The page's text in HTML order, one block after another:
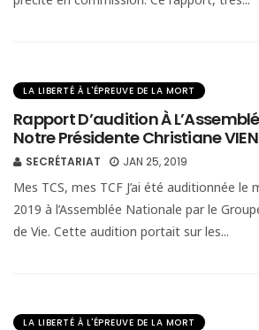
LA LIBERTÉ À L'ÉPREUVE DE LA MORT
Rapport D’audition À
Notre Présidente Christiane
SECRÉTARIAT JAN 25, 2019
Mes TCS, mes TCF J’ai été auditionnée le
2019 à l’Assemblée Nationale par le
de Vie. Cette audition portait sur les...
LA LIBERTÉ À L'ÉPREUVE DE LA MORT